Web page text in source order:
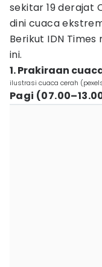
sekitar 19 derajat
dini cuaca
Berikut IDN
ini.
1. Prakiraan
ilustrasi cuaca cerah
Pagi